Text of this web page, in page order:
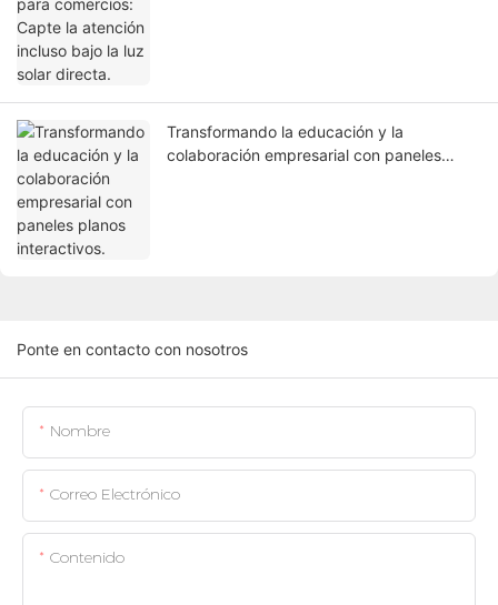
Transformando la educación y la
colaboración empresarial con paneles
Ponte en contacto con nosotros
Nombre
Correo Electrónico
Contenido